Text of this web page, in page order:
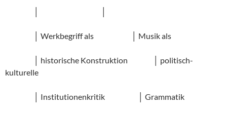
│ Werkbegriff als │ Musik als
│ historische Konstruktion │ politisch-
kulturelle
│ Institutionenkritik │ Grammatik